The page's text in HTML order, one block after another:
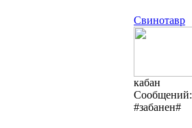
Свинотавр
кабан
Сообщений:
#забанен#